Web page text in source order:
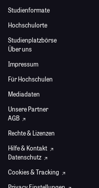
Studienformate
Hochschulorte
Studienplatzbörse
Über uns
Impressum
Für Hochschulen
Mediadaten
Unsere Partner
AGB
Rechte & Lizenzen
Hilfe & Kontakt
Datenschutz
Cookies & Tracking